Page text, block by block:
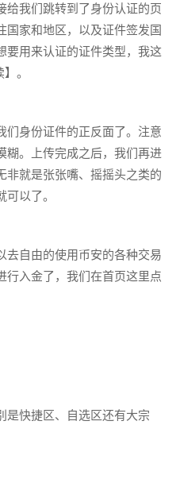
给我们跳转到了身份认证的页
国家和地区，以及证件签发国
要用来认证的证件类型，我这
。
们身份证件的正反面了。注意
糊。上传完成之后，我们再进
非就是张张嘴、摇摇头之类的
以了。
去自由的使用币安的各种交易
行入金了，我们在首页这里点
是快捷区、自选区还有大宗